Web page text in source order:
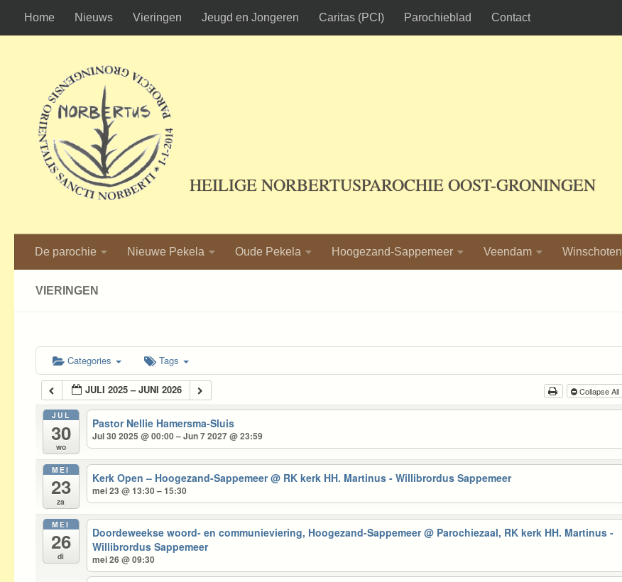
Ga naar de inhoud
Home Nieuws Vieringen Jeugd en Jongeren Caritas (PCI) Parochieblad Contact
HEILIGE NORBERTUSPAROCHIE OOST-GRONINGEN
De parochie Nieuwe Pekela Oude Pekela Hoogezand-Sappemeer Veendam Winschoten
VIERINGEN
Categories Tags
JULI 2025 – JUNI 2026 Collapse All
JUL
30
wo
Pastor Nellie Hamersma-Sluis
Jul 30 2025 @ 00:00 – Jun 7 2027 @ 23:59
MEI
23
za
Kerk Open – Hoogezand-Sappemeer@ RK kerk HH. Martinus - Willibrordus Sappemeer
mei 23 @ 13:30 – 15:30
MEI
26
di
Doordeweekse woord- en communieviering, Hoogezand-Sappemeer@ Parochiezaal, RK kerk HH. Martinus -
Willibrordus Sappemeer
mei 26 @ 09:30